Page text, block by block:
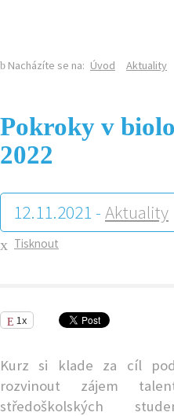
Nacházíte se na: Úvod Aktuality
Pokroky v
2022
12.11.2021 - Aktuality
Tisknout
1x
Kurz si klade za cíl
rozvinout zájem
středoškolských